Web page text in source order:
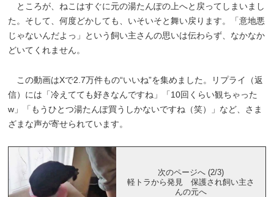
ところが、ねこはすぐに元の湯たんぽの上へと戻ってしまいまし
た。そして、何度どかしても、いそいそと舞い戻ります。「意地悪
じゃないんだよっ」という飼い主さんの思いは伝わらず、なかなか
どいてくれません。
この動画はXで2.7万件もの“いいね”を集めました。リプライ（返
信）には「冷えてても好きなんですね」「10回くらい観ちゃった
w」「もうひとつ湯たんぽ買うしかないですね（笑）」など、さま
ざまな声が寄せられています。
次のページへ (2/3)
軽トラから発見 保護され飼い主さ
んの元へ